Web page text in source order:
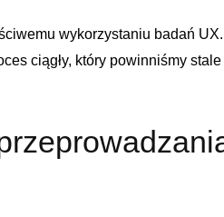
wykorzystaniu badań
⁣ciągły, który⁤ powinniśmy⁢